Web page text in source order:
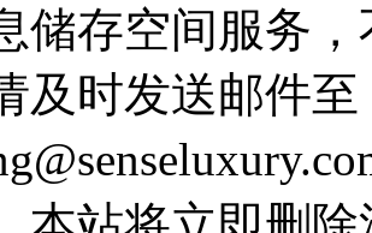
储存空间服务
及时发送邮件至